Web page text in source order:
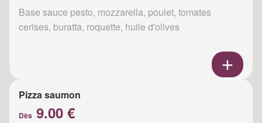
Base sauce pesto, mozzarella, poulet, tomates
cerises, buratta, roquette, huile d'olives
Pizza saumon
Dès 9.00 €